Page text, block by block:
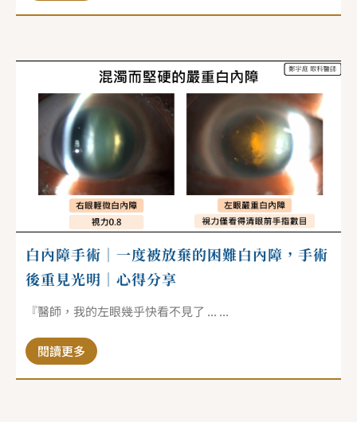
白內障手術｜一度被放棄的困難白內障，手術
後重見光明｜心得分享
『醫師，我的左眼幾乎快看不見了 ... ...
閱讀更多